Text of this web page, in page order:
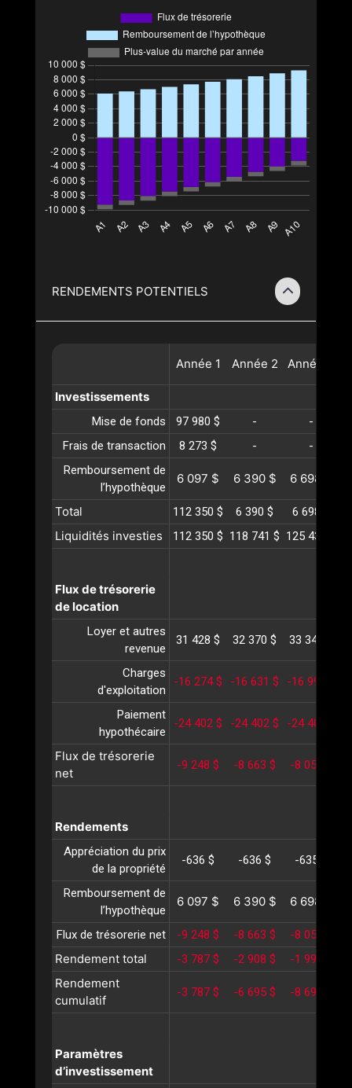
RENDEMENTS POTENTIELS
Année 1 Année 2 Année
Investissements
Mise de fonds 97 980 $ -
-
Frais de transaction
8 273 $ -
-
Remboursement de
l’hypothèque
6 097 $ 6 390 $ 6 698 $
Total 112 350 $ 6 390 $ 6 698 $
Liquidités investies 112 350 $ 118 741 $ 125 439 $
Flux de trésorerie
de location
Loyer et autres
revenue
31 428 $ 32 370 $ 33 341 $
Charges
d'exploitation
-16 274 $ -16 631 $ -16 997 $
Paiement
hypothécaire
-24 402 $ -24 402 $ -24 402 $
Flux de trésorerie
net
-9 248 $ -8 663 $ -8 058 $
Rendements
Appréciation du prix
de la propriété
-636 $ -636 $ -635 $
Remboursement de
l’hypothèque
6 097 $ 6 390 $ 6 698 $
Flux de trésorerie net -9 248 $ -8 663 $ -8 058 $
Rendement total -3 787 $ -2 908 $ -1 995 $
Rendement
cumulatif
-3 787 $ -6 695 $ -8 690 $
Paramètres
d’investissement